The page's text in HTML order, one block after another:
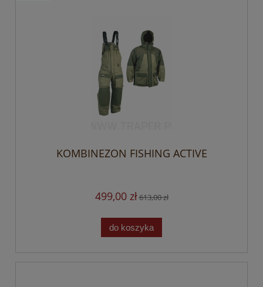
KOMBINEZON FISHING ACTIVE
499,00 zł613,00 zł
do koszyka